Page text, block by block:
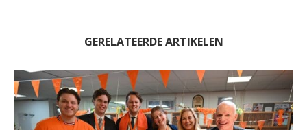
GERELATEERDE ARTIKELEN